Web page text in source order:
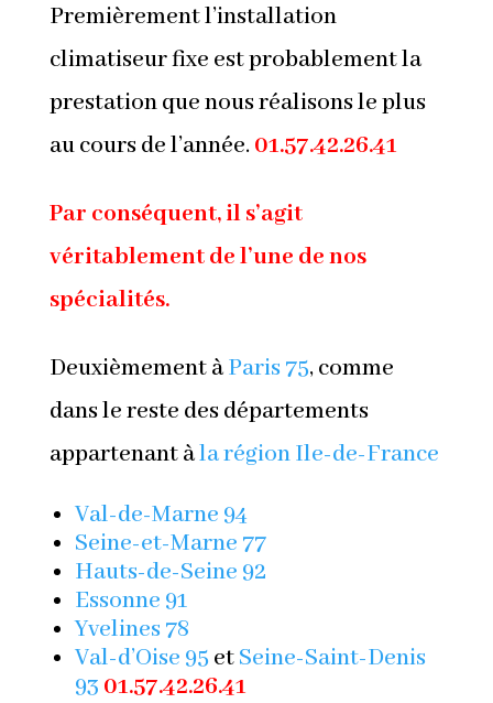
Premièrement l’installation
climatiseur fixe est probablement la
prestation que nous réalisons le plus
au cours de l’année. 01.57.42.26.41
Par conséquent, il s’agit
véritablement de l’une de nos
spécialités.
Deuxièmement àParis75, comme
dans le reste des départements
appartenant àla région Ile-de-France
Val-de-Marne 94
Seine-et-Marne 77
Hauts-de-Seine 92
Essonne 91
Yvelines78
Val-d’Oise 95etSeine-Saint-Denis
93 01.57.42.26.41